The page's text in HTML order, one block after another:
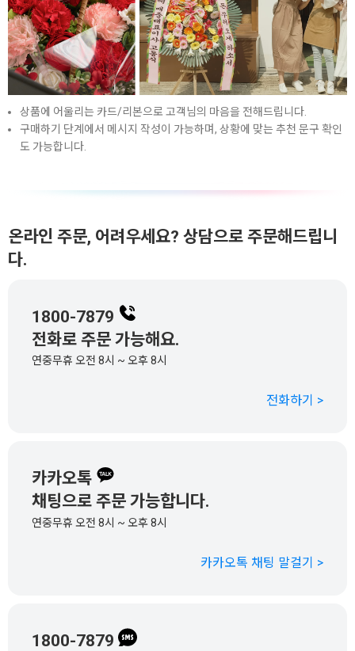
상품에 어울리는 카드/리본으로 고객님의 마음을 전해드립니다.
구매하기 단계에서 메시지 작성이 가능하며, 상황에 맞는 추천 문구 확인
도 가능합니다.
온라인 주문, 어려우세요? 상담으로 주문해드립니
다.
1800-7879
전화로 주문 가능해요.
연중무휴 오전 8시 ~ 오후 8시
전화하기 >
카카오톡
채팅으로 주문 가능합니다.
연중무휴 오전 8시 ~ 오후 8시
카카오톡 채팅 말걸기 >
1800-7879